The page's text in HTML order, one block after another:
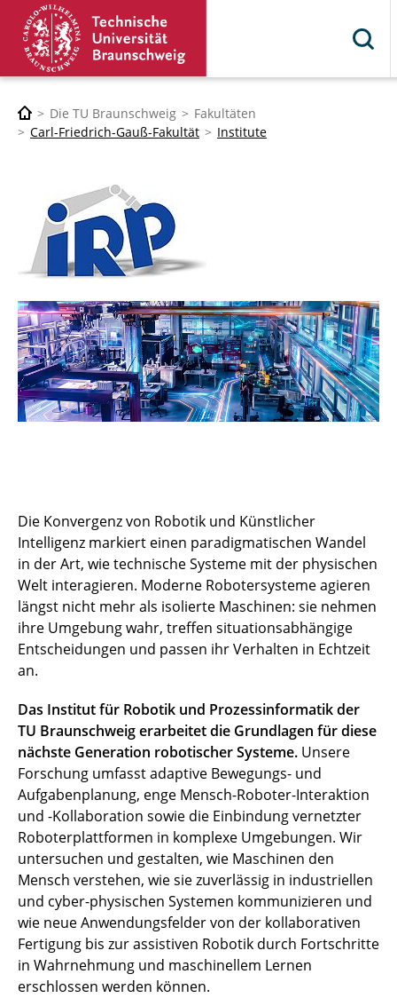
Die TU Braunschweig
Fakultäten
Carl-Friedrich-Gauß-Fakultät
Institute
Die Konvergenz von Robotik und Künstlicher
Intelligenz markiert einen paradigmatischen Wandel
in der Art, wie technische Systeme mit der physischen
Welt interagieren. Moderne Robotersysteme agieren
längst nicht mehr als isolierte Maschinen: sie nehmen
ihre Umgebung wahr, treffen situationsabhängige
Entscheidungen und passen ihr Verhalten in Echtzeit
an.
Das Institut für Robotik und Prozessinformatik der
TU Braunschweig erarbeitet die Grundlagen für diese
nächste Generation robotischer Systeme. Unsere
Forschung umfasst adaptive Bewegungs- und
Aufgabenplanung, enge Mensch-Roboter-Interaktion
und -Kollaboration sowie die Einbindung vernetzter
Roboterplattformen in komplexe Umgebungen. Wir
untersuchen und gestalten, wie Maschinen den
Mensch verstehen, wie sie zuverlässig in industriellen
und cyber-physischen Systemen kommunizieren und
wie neue Anwendungsfelder von der kollaborativen
Fertigung bis zur assistiven Robotik durch Fortschritte
in Wahrnehmung und maschinellem Lernen
erschlossen werden können.